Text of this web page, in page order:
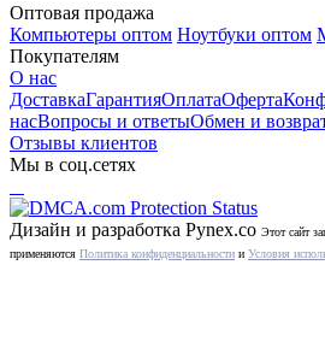
Оптовая продажа
Компьютеры оптом Ноутбуки оптом
Покупателям
О нас
ДоставкаГарантияОплатаОферта
насВопросы и ответыОбмен и
Отзывы клиентов
Мы в соц.сетях
Дизайн и разработка Pynex.co Этот сайт
применяются Политика конфиденциальности и Условия